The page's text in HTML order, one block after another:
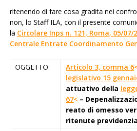
ritenendo di fare cosa gradita nei
non, lo Staff ILA, con il presente
la Circolare Inps n. 121, Roma, 05/07/
Centrale Entrate Coordinamento
OGGETTO: Articolo 3, comma 6
legislativo 15
attuativo della
67< –
reato di omesso
ritenute